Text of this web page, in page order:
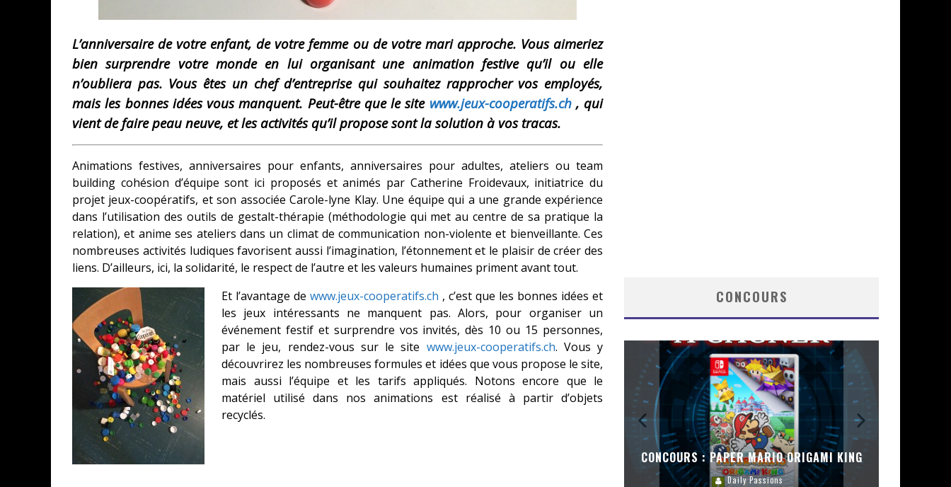
L’anniversaire de votre enfant, de votre femme ou de votre mari approche. Vous aimeriez
bien surprendre votre monde en lui organisant une animation festive qu’il ou elle
n’oubliera pas. Vous êtes un chef d’entreprise qui souhaitez rapprocher vos employés,
mais les bonnes idées vous manquent. Peut-être que le site www.jeux-cooperatifs.ch, qui
vient de faire peau neuve, et les activités qu’il propose sont la solution à vos tracas.
Animations festives, anniversaires pour enfants, anniversaires pour adultes, ateliers ou team
building cohésion d’équipe sont ici proposés et animés par Catherine Froidevaux, initiatrice du
projet jeux-coopératifs, et son associée Carole-lyne Klay. Une équipe qui a une grande expérience
dans l’utilisation des outils de gestalt-thérapie (méthodologie qui met au centre de sa pratique la
relation), et anime ses ateliers dans un climat de communication non-violente et bienveillante. Ces
nombreuses activités ludiques favorisent aussi l’imagination, l’étonnement et le plaisir de créer des
liens. D’ailleurs, ici, la solidarité, le respect de l’autre et les valeurs humaines priment avant tout.
Et l’avantage de www.jeux-cooperatifs.ch , c’est que les bonnes idées et
les jeux intéressants ne manquent pas. Alors, pour organiser un
événement festif et surprendre vos invités, dès 10 ou 15 personnes,
par le jeu, rendez-vous sur le site www.jeux-cooperatifs.ch. Vous y
découvrirez les nombreuses formules et idées que vous propose le site,
mais aussi l’équipe et les tarifs appliqués. Notons encore que le
matériel utilisé dans nos animations est réalisé à partir d’objets
recyclés.
CONCOURS
CONCOURS : PAPER MARIO ORIGAMI KING
Daily Passions